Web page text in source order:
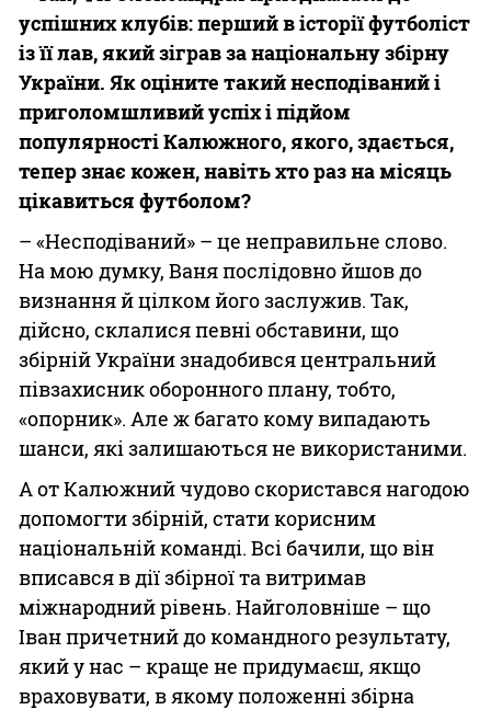
успішних клубів: перший в історії футболіст
із її лав, який зіграв за національну збірну
України. Як оціните такий несподіваний і
приголомшливий успіх і підйом
популярності Калюжного, якого, здається,
тепер знає кожен, навіть хто раз на місяць
цікавиться футболом?
– «Несподіваний» – це неправильне слово.
На мою думку, Ваня послідовно йшов до
визнання й цілком його заслужив. Так,
дійсно, склалися певні обставини, що
збірній України знадобився центральний
півзахисник оборонного плану, тобто,
«опорник». Але ж багато кому випадають
шанси, які залишаються не використаними.
А от Калюжний чудово скористався нагодою
допомогти збірній, стати корисним
національній команді. Всі бачили, що він
вписався в дії збірної та витримав
міжнародний рівень. Найголовніше – що
Іван причетний до командного результату,
який у нас – краще не придумаєш, якщо
враховувати, в якому положенні збірна